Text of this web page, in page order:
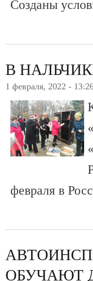
Созданы
В
1 февраля, 2022 -
февраля в
ОБУЧАЮТ